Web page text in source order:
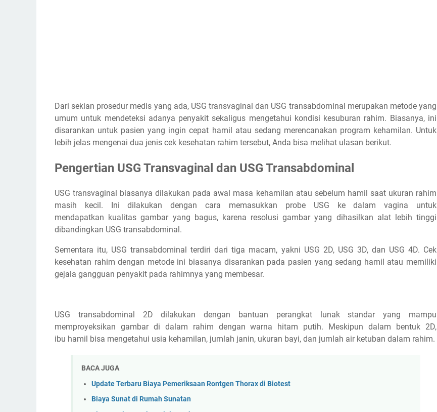
Dari sekian prosedur medis yang ada, USG transvaginal dan USG transabdominal merupakan metode yang
umum untuk mendeteksi adanya penyakit sekaligus mengetahui kondisi kesuburan rahim. Biasanya, ini
disarankan untuk pasien yang ingin cepat hamil atau sedang merencanakan program kehamilan. Untuk
lebih jelas mengenai dua jenis cek kesehatan rahim tersebut, Anda bisa melihat ulasan berikut.
Pengertian USG Transvaginal dan USG Transabdominal
USG transvaginal biasanya dilakukan pada awal masa kehamilan atau sebelum hamil saat ukuran rahim
masih kecil. Ini dilakukan dengan cara memasukkan probe USG ke dalam vagina untuk
mendapatkan kualitas gambar yang bagus, karena resolusi gambar yang dihasilkan alat lebih tinggi
dibandingkan USG transabdominal.
Sementara itu, USG transabdominal terdiri dari tiga macam, yakni USG 2D, USG 3D, dan USG 4D. Cek
kesehatan rahim dengan metode ini biasanya disarankan pada pasien yang sedang hamil atau memiliki
gejala gangguan penyakit pada rahimnya yang membesar.
USG transabdominal 2D dilakukan dengan bantuan perangkat lunak standar yang mampu
memproyeksikan gambar di dalam rahim dengan warna hitam putih. Meskipun dalam bentuk 2D,
ibu hamil bisa mengetahui usia kehamilan, jumlah janin, ukuran bayi, dan jumlah air ketuban dalam rahim.
BACA JUGA
Update Terbaru Biaya Pemeriksaan Rontgen Thorax di Biotest
Biaya Sunat di Rumah Sunatan